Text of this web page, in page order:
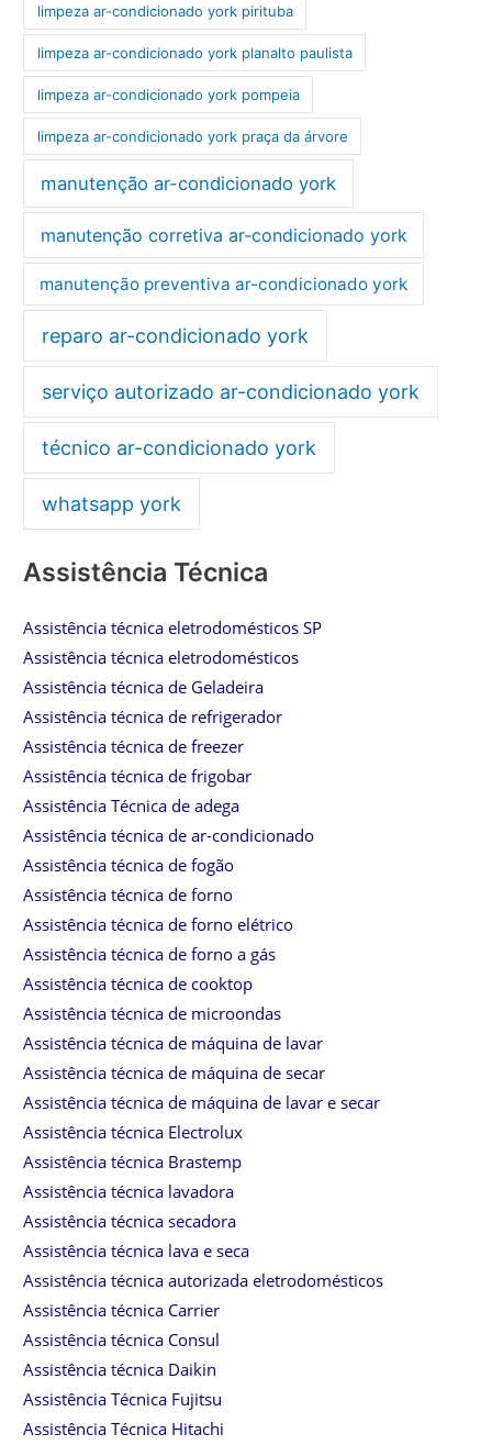
limpeza ar-condicionado york pirituba
limpeza ar-condicionado york planalto paulista
limpeza ar-condicionado york pompeia
limpeza ar-condicionado york praça da árvore
manutenção ar-condicionado york
manutenção corretiva ar-condicionado york
manutenção preventiva ar-condicionado york
reparo ar-condicionado york
serviço autorizado ar-condicionado york
técnico ar-condicionado york
whatsapp york
Assistência Técnica
Assistência técnica eletrodomésticos SP
Assistência técnica eletrodomésticos
Assistência técnica de Geladeira
Assistência técnica de refrigerador
Assistência técnica de freezer
Assistência técnica de frigobar
Assistência Técnica de adega
Assistência técnica de ar-condicionado
Assistência técnica de fogão
Assistência técnica de forno
Assistência técnica de forno elétrico
Assistência técnica de forno a gás
Assistência técnica de cooktop
Assistência técnica de microondas
Assistência técnica de máquina de lavar
Assistência técnica de máquina de secar
Assistência técnica de máquina de lavar e secar
Assistência técnica Electrolux
Assistência técnica Brastemp
Assistência técnica lavadora
Assistência técnica secadora
Assistência técnica lava e seca
Assistência técnica autorizada eletrodomésticos
Assistência técnica Carrier
Assistência técnica Consul
Assistência técnica Daikin
Assistência Técnica Fujitsu
Assistência Técnica Hitachi